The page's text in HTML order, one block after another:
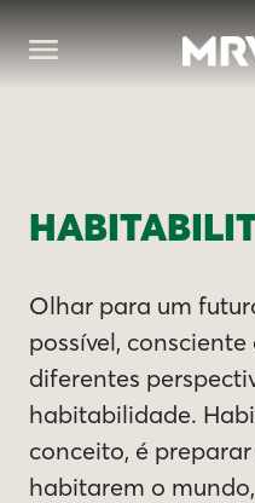
Olhar para um
possível,
diferentes
habitabilidade.
conceito, é
habitarem o